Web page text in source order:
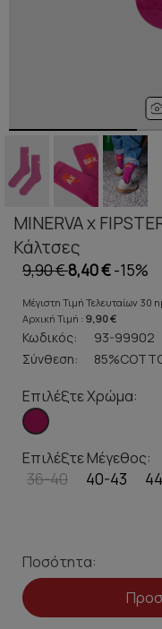
MINERVA x
Κάλτσες
9,90 €8,40 €-15%
Μέγιστη Τιμή Τελευταίων 30
Αρχική Τιμή : 9,90 €
Κωδικός:
93-99902
Σύνθεση:
Επιλέξτε Χρώμα:
Επιλέξτε Μέγεθος:
36-40 40-43
Ποσότητα: